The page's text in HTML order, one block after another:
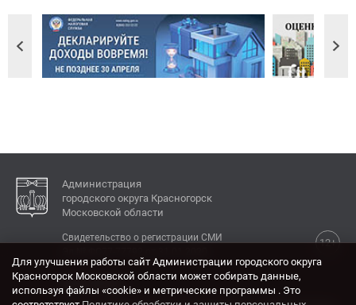
Администрация
городского округа Красногорск
Московской области
12+
Свидетельство о регистрации СМИ
КОНТАКТЫ
Для улучшения работы сайт Администрации городского округа
Красногорск Московской области может собирать данные,
используя файлы «cookie» и метрические программы . Это